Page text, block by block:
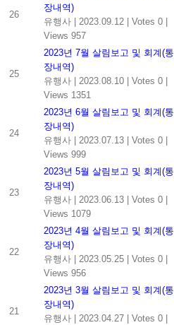
26
장내역)
유행사
2023.09.12 Votes 0
Views 957
25
2023년 7월 살림보고 및 회계(통
장내역)
유행사
2023.08.10 Votes 0
Views 1351
24
2023년 6월 살림보고 및 회계(통
장내역)
유행사
2023.07.13 Votes 0
Views 999
23
2023년 5월 살림보고 및 회계(통
장내역)
유행사
2023.06.13 Votes 0
Views 1079
22
2023년 4월 살림보고 및 회계(통
장내역)
유행사
2023.05.25 Votes 0
Views 956
21
2023년 3월 살림보고 및 회계(통
장내역)
유행사
2023.04.27 Votes 0